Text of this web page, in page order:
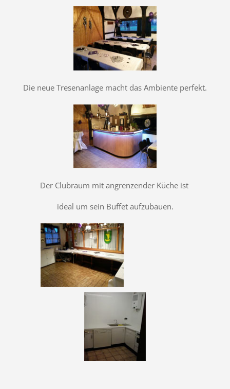
Die neue Tresenanlage macht das Ambiente perfekt.
Der Clubraum mit angrenzender Küche ist
ideal um sein Buffet aufzubauen.